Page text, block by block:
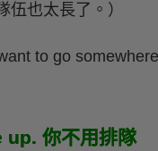
也太長了。）
to go
你不用排隊